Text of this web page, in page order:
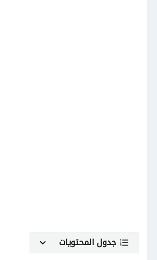
جدول المحتويات